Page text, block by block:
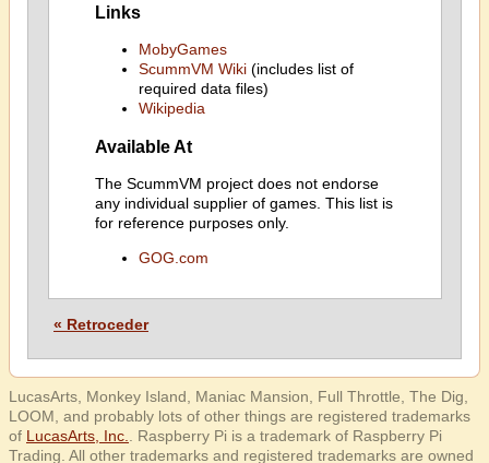
Links
MobyGames
ScummVM Wiki(includes list of
required data files)
Wikipedia
Available At
The ScummVM project does not endorse
any individual supplier of games. This list is
for reference purposes only.
GOG.com
« Retroceder
LucasArts, Monkey Island, Maniac Mansion, Full Throttle, The Dig,
LOOM, and probably lots of other things are registered trademarks
of LucasArts, Inc.
. Raspberry Pi is a trademark of Raspberry Pi
Trading. All other trademarks and registered trademarks are owned